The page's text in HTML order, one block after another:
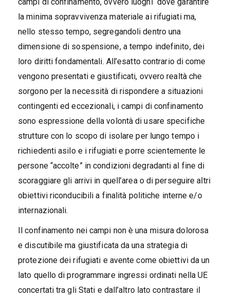
la minima sopravvivenza materiale ai rifugiati ma,
nello stesso tempo, segregandoli dentro una
dimensione di sospensione, a tempo indefinito, dei
loro diritti fondamentali. All’esatto contrario di come
vengono presentati e giustificati, ovvero realtà che
sorgono per la necessità di rispondere a situazioni
contingenti ed eccezionali, i campi di confinamento
sono espressione della volontà di usare specifiche
strutture con lo scopo di isolare per lungo tempo i
richiedenti asilo e i rifugiati e porre scientemente le
persone “accolte” in condizioni degradanti al fine di
scoraggiare gli arrivi in quell’area o di perseguire altri
obiettivi riconducibili a finalità politiche interne e/o
internazionali.
Il confinamento nei campi non è una misura dolorosa
e discutibile ma giustificata da una strategia di
protezione dei rifugiati e avente come obiettivi da un
lato quello di programmare ingressi ordinati nella UE
concertati tra gli Stati e dall’altro lato contrastare il